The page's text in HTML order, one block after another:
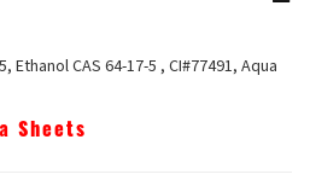
Ethanol CAS 64-17-5 , CI#77491, Aqua
Sheets